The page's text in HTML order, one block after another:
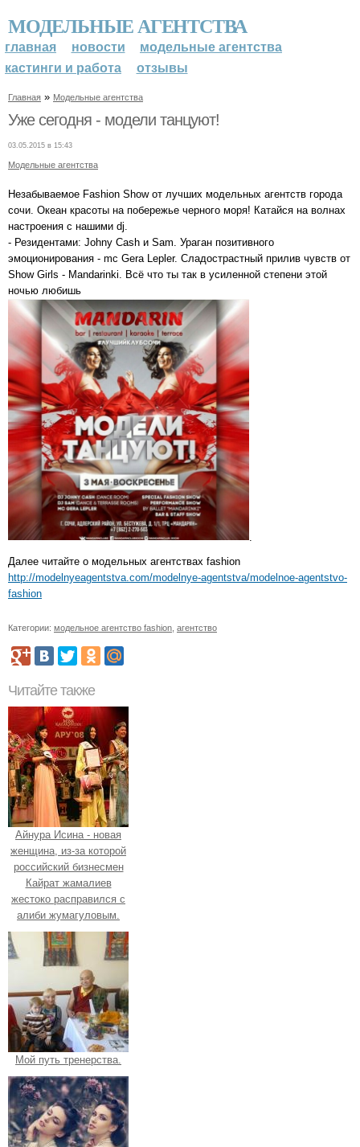
МОДЕЛЬНЫЕ АГЕНТСТВА
главная новости
модельные агентства
кастинги и работа
отзывы
Главная » Модельные агентства
Уже сегодня - модели танцуют!
03.05.2015 в 15:43
Модельные агентства
Незабываемое Fashion Show от лучших модельных агентств города
сочи. Океан красоты на побережье черного моря! Катайся на волнах
настроения с нашими dj.
- Резидентами: Johny Cash и Sam. Ураган позитивного
эмоционирования - mc Gera Lepler. Сладострастный прилив чувств от
Show Girls - Mandarinki. Всё что ты так в усиленной степени этой
ночью любишь
Далее читайте о модельных агентствах fashion
http://modelnyeagentstva.com/modelnye-agentstva/modelnoe-agentstvo-
fashion
Категории: модельное агентство fashion агентство
Читайте также
Айнура Исина - новая
женщина, из-за которой
российский бизнесмен
Кайрат жамалиев
жестоко расправился с
алиби жумагуловым.
Мой путь тренерства.